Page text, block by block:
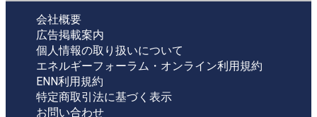
会社概要
広告掲載案内
個人情報の取り扱いについて
エネルギーフォーラム・オンライン利用規約
ENN利用規約
特定商取引法に基づく表示
お問い合わせ